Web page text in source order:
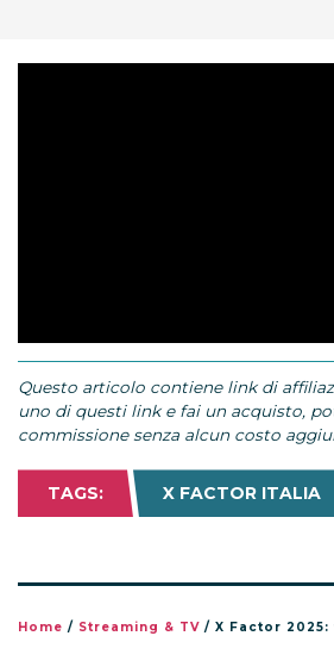
Questo articolo contiene link di
uno di questi link e fai un acquisto,
commissione senza alcun costo
TAGS: X FACTOR ITALIA
Home / Streaming & TV / X Factor 2025: vince